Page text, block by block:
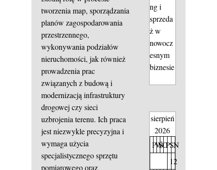
tworzenia map, sporządzania
planów zagospodarowania
przestrzennego,
wykonywania podziałów
nieruchomości, jak również
prowadzenia prac
związanych z budową i
modernizacją infrastruktury
drogowej czy sieci
uzbrojenia terenu. Ich praca
jest niezwykle precyzyjna i
wymaga użycia
specjalistycznego sprzętu
pomiarowego oraz
ng i
sprzeda
ż w
nowocz
esnym
biznesie
sierpień
2026
PW
ŚCPSN
12